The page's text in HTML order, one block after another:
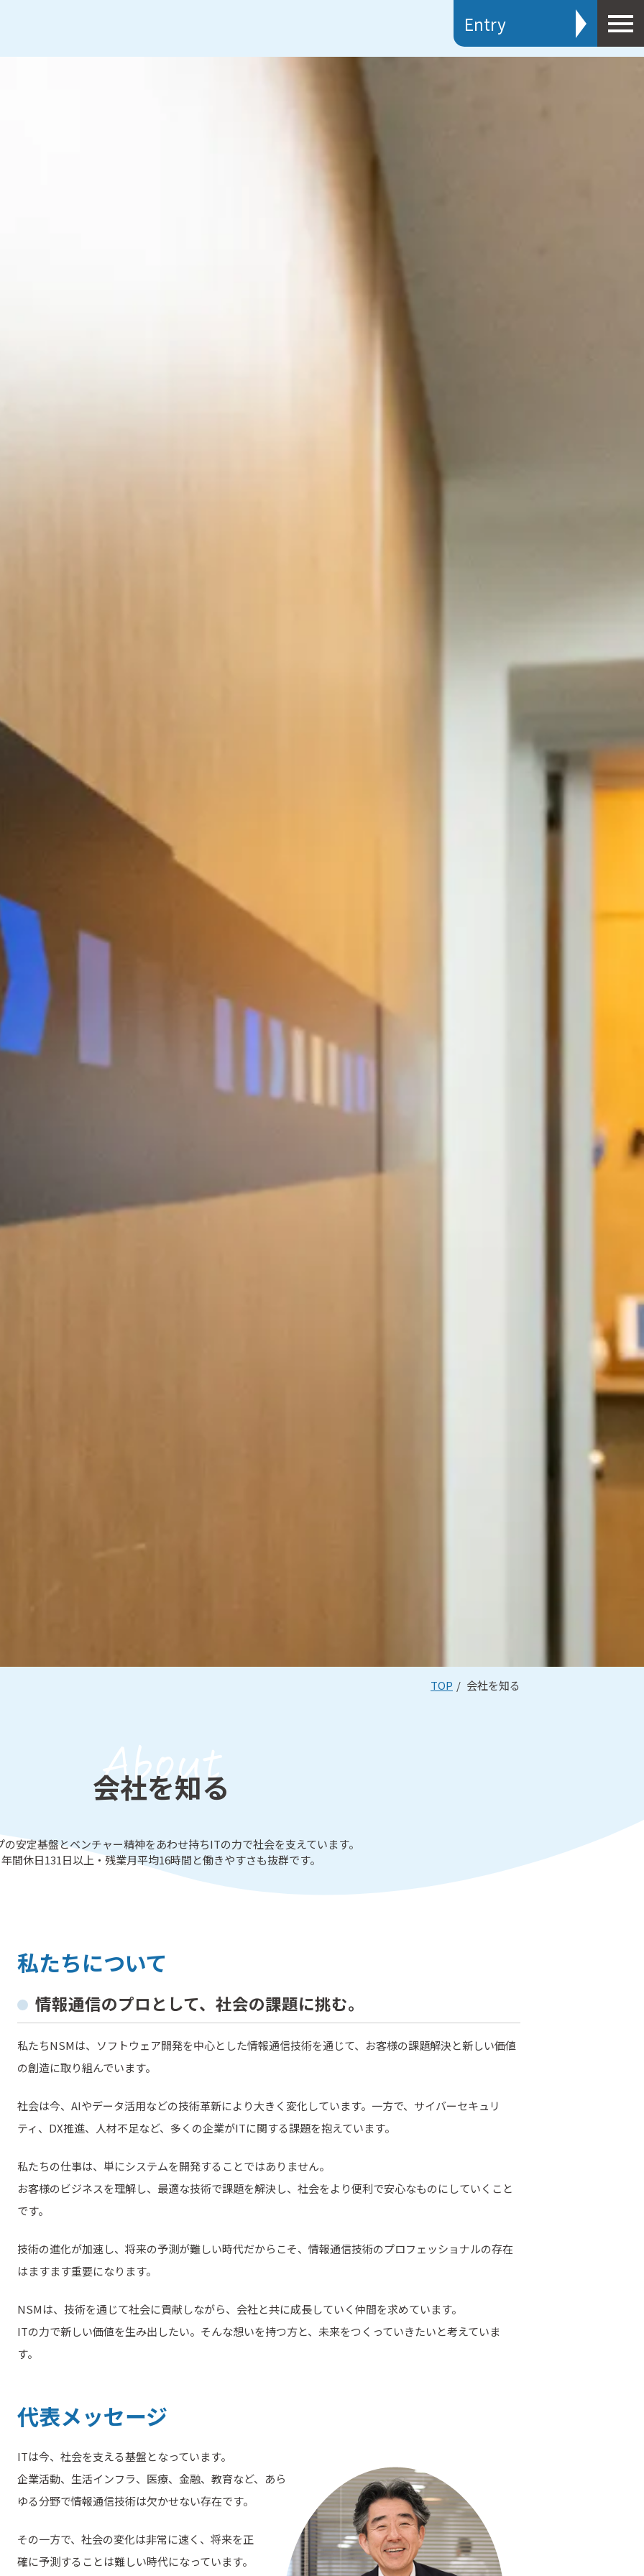
Entry
新卒採用
TOP 会社を知る
会社を知る
About
の安定基盤とベンチャー精神をあわせ持ちITの力で社会を支えています。
年間休日131日以上・残業月平均16時間と働きやすさも抜群です。
私たちについて
情報通信のプロとして、社会の課題に挑む。
私たちNSMは、ソフトウェア開発を中心とした情報通信技術を通じて、お客様の課題解決と新しい価値
の創造に取り組んでいます。
社会は今、AIやデータ活用などの技術革新により大きく変化しています。一方で、サイバーセキュリ
ティ、DX推進、人材不足など、多くの企業がITに関する課題を抱えています。
私たちの仕事は、単にシステムを開発することではありません。
お客様のビジネスを理解し、最適な技術で課題を解決し、社会をより便利で安心なものにしていくこと
です。
技術の進化が加速し、将来の予測が難しい時代だからこそ、情報通信技術のプロフェッショナルの存在
はますます重要になります。
NSMは、技術を通じて社会に貢献しながら、会社と共に成長していく仲間を求めています。
ITの力で新しい価値を生み出したい。そんな想いを持つ方と、未来をつくっていきたいと考えていま
す。
代表メッセージ
ITは今、社会を支える基盤となっています。
企業活動、生活インフラ、医療、金融、教育など、あら
ゆる分野で情報通信技術は欠かせない存在です。
その一方で、社会の変化は非常に速く、将来を正
確に予測することは難しい時代になっています。